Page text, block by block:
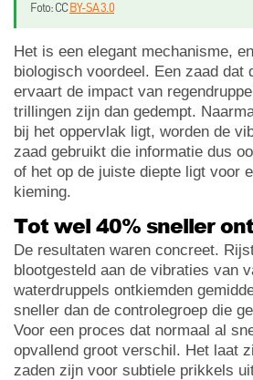
Foto: CCBY-SA 3.0
Het is een elegant mechanisme,
biologisch voordeel. Een zaad dat
ervaart de impact van
trillingen zijn dan gedempt.
bij het oppervlak ligt, worden de
zaad gebruikt die informatie dus
of het op de juiste diepte ligt voor
kieming.
Tot wel 40% sneller
De resultaten waren concreet.
blootgesteld aan de vibraties van
waterdruppels ontkiemden
sneller dan de controlegroep die
Voor een proces dat normaal al
opvallend groot verschil. Het laat
zaden zijn voor subtiele prikkels